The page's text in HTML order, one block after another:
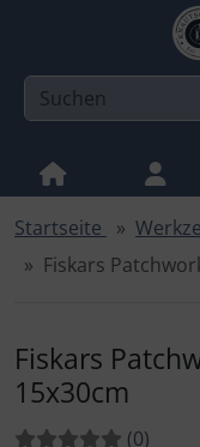
Sprungnavigation
Springe zur
Springe zum
Springe zum
Springe zu den
Startseite
Fiskars
Fiskars
15x30cm
Bewertungen:
(0)